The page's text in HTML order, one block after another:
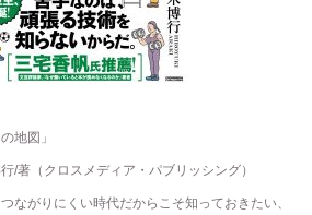
地図」
/著（クロスメディア・パブリッシング）
ながりにくい時代だからこそ知っておきたい、